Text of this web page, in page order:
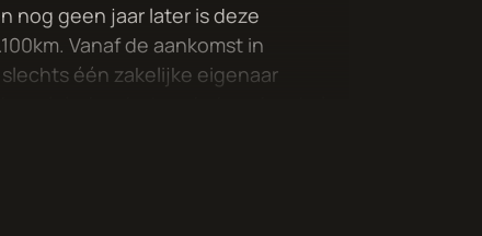
nog geen jaar later is deze
Vanaf de aankomst in
één zakelijke eigenaar
dealer Huiskes-Kokkeler is